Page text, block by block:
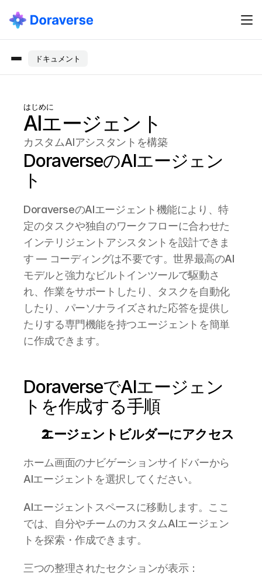
はじめに
AIエージェント
カスタムAIアシスタントを構築
DoraverseのAIエージェン
ト
DoraverseのAIエージェント機能により、特
定のタスクや独自のワークフローに合わせた
インテリジェントアシスタントを設計できま
す — コーディングは不要です。世界最高のAI
モデルと強力なビルトインツールで駆動さ
れ、作業をサポートしたり、タスクを自動化
したり、パーソナライズされた応答を提供し
たりする専門機能を持つエージェントを簡単
に作成できます。
DoraverseでAIエージェン
トを作成する手順
エージェントビルダーにアクセス
ホーム画面のナビゲーションサイドバーから
AIエージェントを選択してください。
AIエージェントスペースに移動します。ここ
では、自分やチームのカスタムAIエージェン
トを探索・作成できます。
三つの整理されたセクションが表示：
ドキュメント